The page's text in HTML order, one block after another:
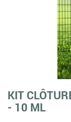
KIT
- 10 ML